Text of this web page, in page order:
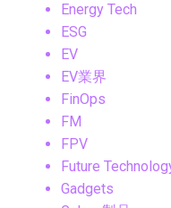
Energy Tech
ESG
EV
EV業界
FinOps
FM
FPV
Future
Gadgets